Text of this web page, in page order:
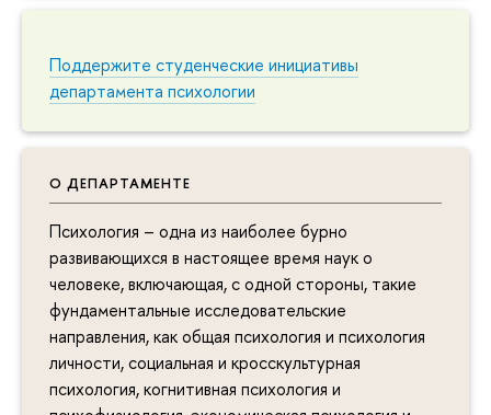
Поддержите студенческие инициативы
департамента психологии
О ДЕПАРТАМЕНТЕ
Психология – одна из наиболее бурно
развивающихся в настоящее время наук о
человеке, включающая, с одной стороны, такие
фундаментальные исследовательские
направления, как общая психология и психология
личности, социальная и кросскультурная
психология, когнитивная психология и